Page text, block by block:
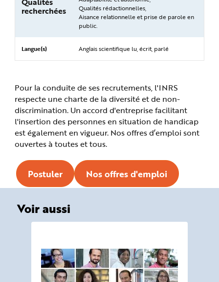
recherchées
Qualités rédactionnelles,
Aisance relationnelle et prise de parole en
public.
Langue(s) Anglais scientifique lu, écrit, parlé
Pour la conduite de ses recrutements, l'INRS
respecte une charte de la diversité et de non-
discrimination. Un accord d'entreprise facilitant
l'insertion des personnes en situation de handicap
est également en vigueur. Nos offres d’emploi sont
ouvertes à toutes et tous.
Postuler Nos offres d'emploi
Voir aussi